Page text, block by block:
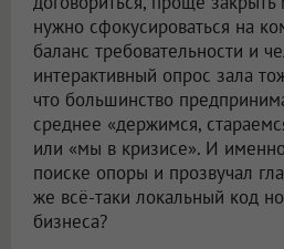
нужно сфокусироваться на
баланс требовательности и
интерактивный опрос зала
что большинство
среднее «держимся,
или «мы в кризисе». И
поиске опоры и прозвучал
же всё-таки локальный код
бизнеса?